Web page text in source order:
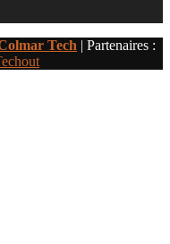
Tech | Partenaires :